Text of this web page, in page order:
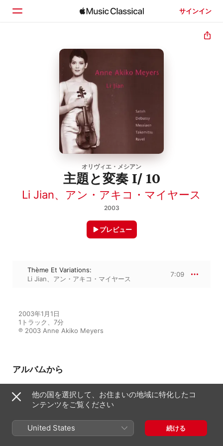
サインイン
オリヴィエ・メシアン
主題と変奏 I/ 10
Li Jian、 アン・アキコ・マイヤース
2003
プレビュー
Thème Et Variations:
Li Jian
アン・アキコ・マイヤース
7:09
2003年1月1日
1トラック、7分
℗ 2003 Anne Akiko Meyers
アルバムから
Satoh - Debussy - Messiaen -
アン・アキコ・マイヤース、 Li Jian
他の国を選択して、お住まいの地域に特化したコ
ンテンツをご覧ください
United States 続ける